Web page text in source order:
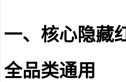
一、核心隐藏
全品类通用